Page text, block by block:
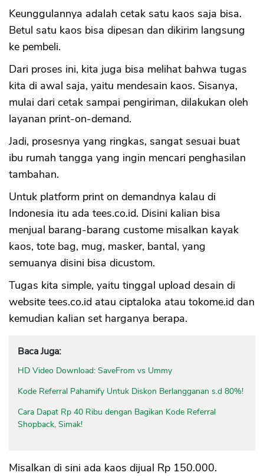
Keunggulannya adalah cetak satu kaos saja bisa.
Betul satu kaos bisa dipesan dan dikirim langsung
ke pembeli.
Dari proses ini, kita juga bisa melihat bahwa tugas
kita di awal saja, yaitu mendesain kaos. Sisanya,
mulai dari cetak sampai pengiriman, dilakukan oleh
layanan print-on-demand.
Jadi, prosesnya yang ringkas, sangat sesuai buat
ibu rumah tangga yang ingin mencari penghasilan
tambahan.
Untuk platform print on demandnya kalau di
Indonesia itu ada tees.co.id. Disini kalian bisa
menjual barang-barang custome misalkan kayak
kaos, tote bag, mug, masker, bantal, yang
semuanya disini bisa dicustom.
Tugas kita simple, yaitu tinggal upload desain di
website tees.co.id atau ciptaloka atau tokome.id dan
kemudian kalian set harganya berapa.
Baca Juga:
HD Video Download: SaveFrom vs Ummy
Kode Referral Pahamify Untuk Diskon Berlangganan s.d 80%!
Cara Dapat Rp 40 Ribu dengan Bagikan Kode Referral
Shopback, Simak!
Misalkan di sini ada kaos dijual Rp 150.000.